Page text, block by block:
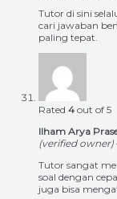
Tutor di sini
cari jawaban
paling tepat.
Rated 4 out of 5
Ilham Arya
(verified owner)
Tutor sangat
soal dengan
juga bisa